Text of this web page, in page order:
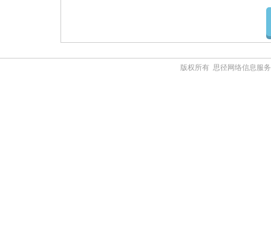
版权所有 思径网络信息服